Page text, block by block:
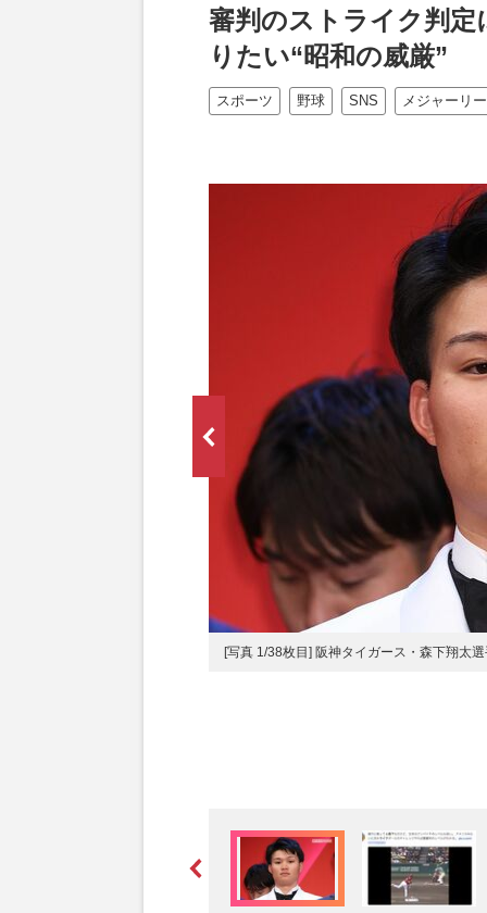
審判のストライク判定
りたい“昭和の威厳”
スポーツ 野球 SNS メジャーリ
[写真 1/38枚目] 阪神タイガース・森下翔太